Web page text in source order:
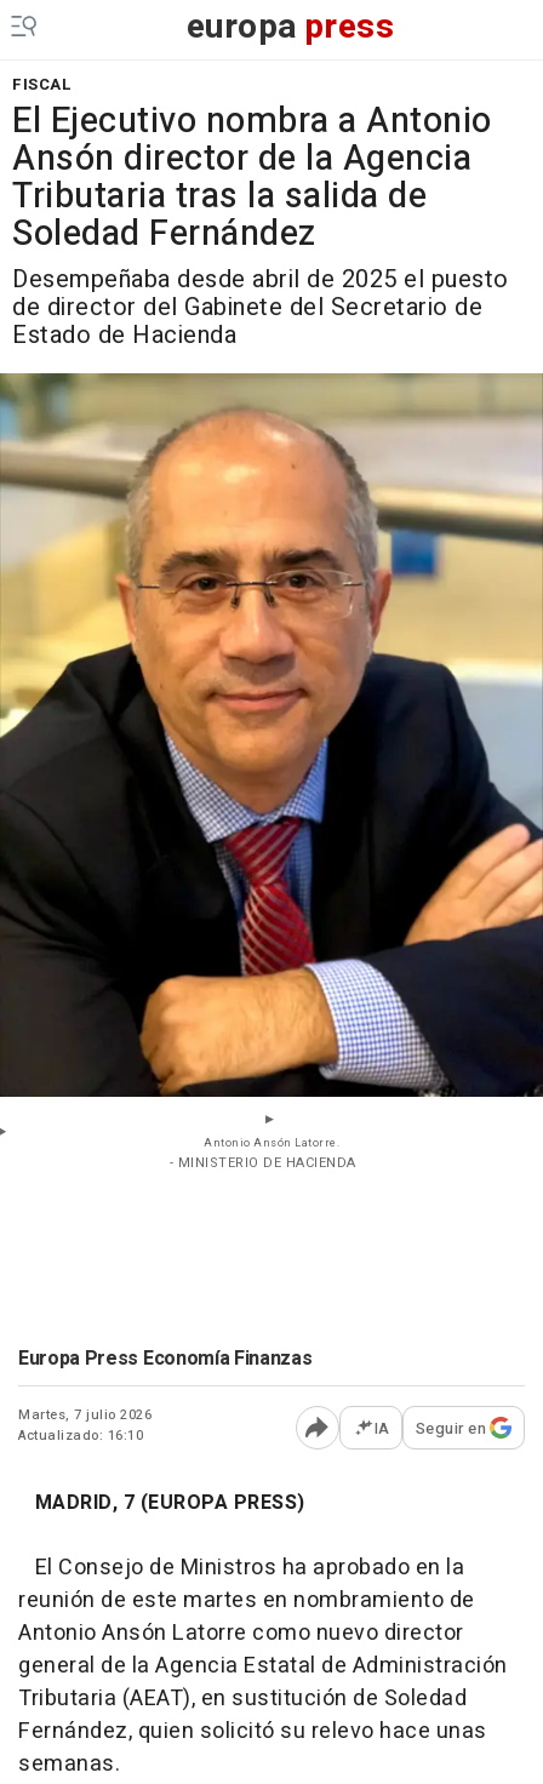
europa press
FISCAL
El Ejecutivo nombra a Antonio
Ansón director de la Agencia
Tributaria tras la salida de
Soledad Fernández
Desempeñaba desde abril de 2025 el puesto
de director del Gabinete del Secretario de
Estado de Hacienda
Antonio Ansón Latorre.
- MINISTERIO DE HACIENDA
Europa Press Economía Finanzas
Martes, 7 julio 2026
Actualizado: 16:10
Abrir opciones para
IA Seguir en
MADRID, 7 (EUROPA PRESS)
El Consejo de Ministros ha aprobado en la
reunión de este martes en nombramiento de
Antonio Ansón Latorre como nuevo director
general de la Agencia Estatal de Administración
Tributaria (AEAT), en sustitución de Soledad
Fernández, quien solicitó su relevo hace unas
semanas.